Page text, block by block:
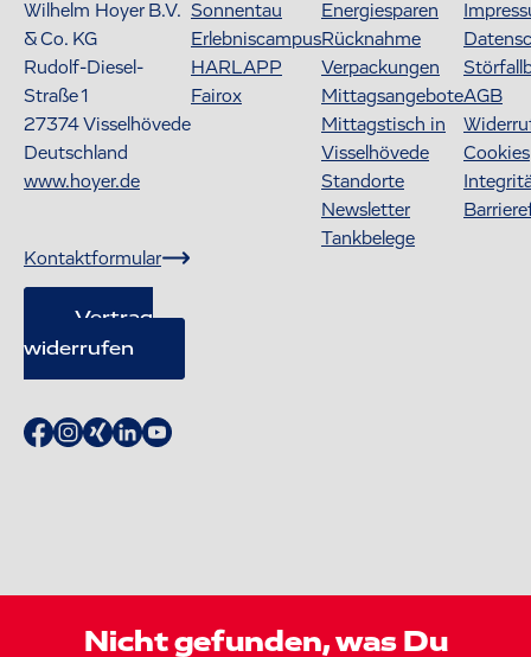
Wilhelm Hoyer B.V.
& Co. KG
Rudolf-Diesel-
Straße 1
27374Visselhövede
Deutschland
www.hoyer.de
Kontaktformular
Vertrag
widerrufen
Sonnentau
Erlebniscampus
HARLAPP
Fairox
Energiesparen
Rücknahme
Verpackungen
Mittagsangebote
Mittagstisch in
Visselhövede
Standorte
Newsletter
Tankbelege
AGB
Cookies
Nicht gefunden, was Du